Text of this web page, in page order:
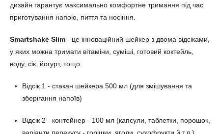
дизайн гарантує максимально комфортне тримання під час
приготування напою, пиття та носіння.
Smartshake Slim - це інноваційний шейкер з двома відсіками,
у яких можна тримати вітаміни, суміші, готовий коктейль,
воду, сік, йогурт, тощо.
Відсік 1 - стакан шейкера 500 мл (для змішування та
зберігання напоїв)
Відсік 2 - контейнер - 100 мл (капсули, таблетки, порошок,